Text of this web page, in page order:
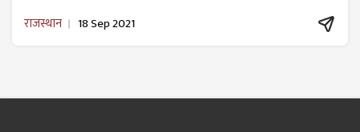
राजस्थान 18 Sep 2021